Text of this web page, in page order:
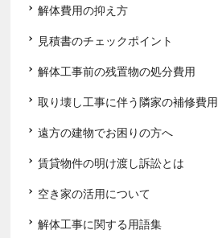
解体費用の抑え方
見積書のチェックポイント
解体工事前の残置物の処分費用
取り壊し工事に伴う隣家の補修費用
遠方の建物でお困りの方へ
賃貸物件の明け渡し訴訟とは
空き家の活用について
解体工事に関する用語集